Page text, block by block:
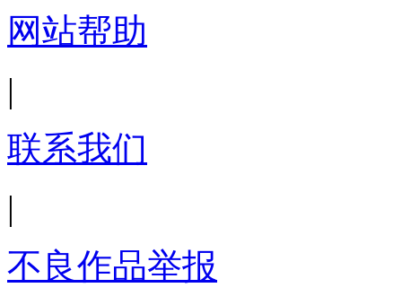
网站帮助
|
联系我们
|
不良作品举报